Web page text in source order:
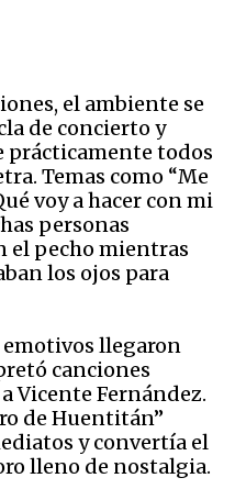
el ambiente se
de concierto y
prácticamente todos
Temas como “Me
voy a hacer con mi
personas
el pecho mientras
los ojos para
emotivos llegaron
canciones
Vicente Fernández.
de Huentitán”
y convertía el
lleno de nostalgia.